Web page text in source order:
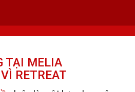
/ sales@vietlinktour.com
TẠI MELIA
RETREAT